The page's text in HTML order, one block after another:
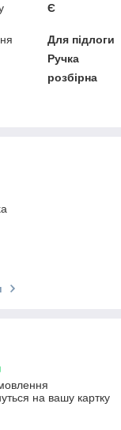
Є
Для підлоги
Ручка
розбірна
на вашу картку